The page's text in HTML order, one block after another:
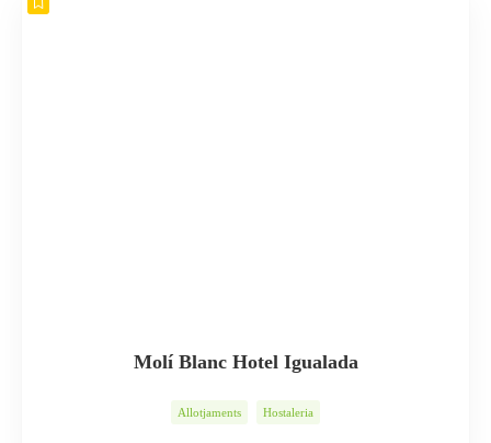
Molí Blanc Hotel Igualada
Allotjaments Hostaleria